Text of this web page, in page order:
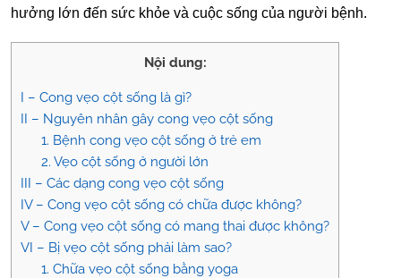
hưởng lớn đến sức khỏe và cuộc sống của người bệnh.
Nội dung:
I – Cong vẹo cột sống là gì?
II – Nguyên nhân gây cong vẹo cột sống
1. Bệnh cong vẹo cột sống ở trẻ em
2. Vẹo cột sống ở người lớn
III – Các dạng cong vẹo cột sống
IV – Cong vẹo cột sống có chữa được không?
V – Cong vẹo cột sống có mang thai được không?
VI – Bị vẹo cột sống phải làm sao?
1. Chữa vẹo cột sống bằng yoga